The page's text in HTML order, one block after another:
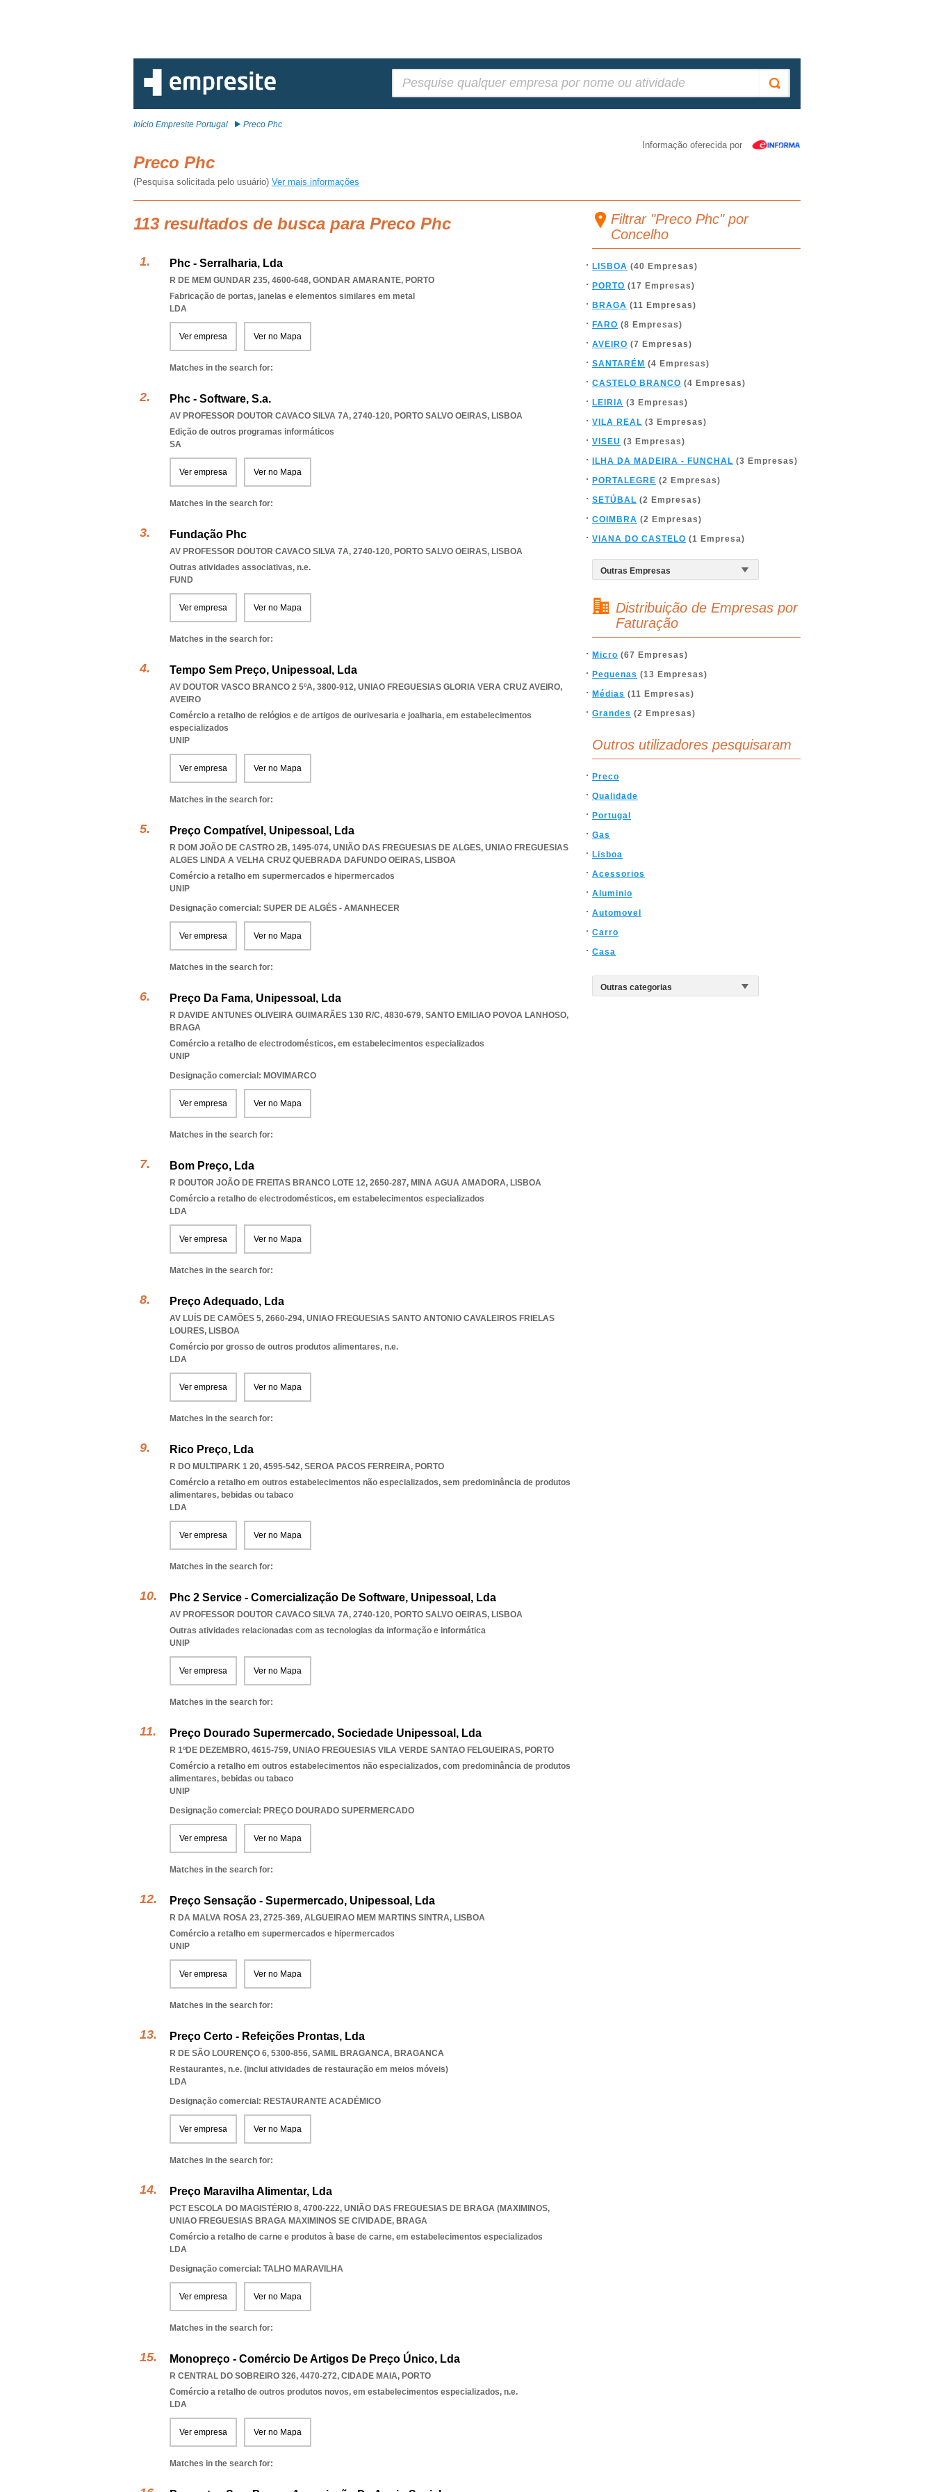
Início Empresite Portugal Preco Phc
Informação oferecida por
Preco Phc
(Pesquisa solicitada pelo usuário) Ver mais informações
113 resultados de busca para Preco Phc
Phc - Serralharia, Lda
R DE MEM GUNDAR 235, 4600-648, GONDAR AMARANTE, PORTO
Fabricação de portas, janelas e elementos similares em metal
LDA
Ver empresa Ver no Mapa
Matches in the search for:
Phc - Software, S.a.
AV PROFESSOR DOUTOR CAVACO SILVA 7A, 2740-120, PORTO SALVO OEIRAS, LISBOA
Edição de outros programas informáticos
SA
Ver empresa Ver no Mapa
Matches in the search for:
Fundação Phc
AV PROFESSOR DOUTOR CAVACO SILVA 7A, 2740-120, PORTO SALVO OEIRAS, LISBOA
Outras atividades associativas, n.e.
FUND
Ver empresa Ver no Mapa
Matches in the search for:
Tempo Sem Preço, Unipessoal, Lda
AV DOUTOR VASCO BRANCO 2 5ºA, 3800-912, UNIAO FREGUESIAS GLORIA VERA CRUZ AVEIRO,
AVEIRO
Comércio a retalho de relógios e de artigos de ourivesaria e joalharia, em estabelecimentos
especializados
UNIP
Ver empresa Ver no Mapa
Matches in the search for:
Preço Compatível, Unipessoal, Lda
R DOM JOÃO DE CASTRO 2B, 1495-074, UNIÃO DAS FREGUESIAS DE ALGES, UNIAO FREGUESIAS
ALGES LINDA A VELHA CRUZ QUEBRADA DAFUNDO OEIRAS, LISBOA
Comércio a retalho em supermercados e hipermercados
UNIP
Designação comercial: SUPER DE ALGÉS - AMANHECER
Ver empresa Ver no Mapa
Matches in the search for:
Preço Da Fama, Unipessoal, Lda
R DAVIDE ANTUNES OLIVEIRA GUIMARÃES 130 R/C, 4830-679, SANTO EMILIAO POVOA LANHOSO,
BRAGA
Comércio a retalho de electrodomésticos, em estabelecimentos especializados
UNIP
Designação comercial: MOVIMARCO
Ver empresa Ver no Mapa
Matches in the search for:
Bom Preço, Lda
R DOUTOR JOÃO DE FREITAS BRANCO LOTE 12, 2650-287, MINA AGUA AMADORA, LISBOA
Comércio a retalho de electrodomésticos, em estabelecimentos especializados
LDA
Ver empresa Ver no Mapa
Matches in the search for:
Preço Adequado, Lda
AV LUÍS DE CAMÕES 5, 2660-294, UNIAO FREGUESIAS SANTO ANTONIO CAVALEIROS FRIELAS
LOURES, LISBOA
Comércio por grosso de outros produtos alimentares, n.e.
LDA
Ver empresa Ver no Mapa
Matches in the search for:
Rico Preço, Lda
R DO MULTIPARK 1 20, 4595-542, SEROA PACOS FERREIRA, PORTO
Comércio a retalho em outros estabelecimentos não especializados, sem predominância de produtos
alimentares, bebidas ou tabaco
LDA
Ver empresa Ver no Mapa
Matches in the search for:
Phc 2 Service - Comercialização De Software, Unipessoal, Lda
AV PROFESSOR DOUTOR CAVACO SILVA 7A, 2740-120, PORTO SALVO OEIRAS, LISBOA
Outras atividades relacionadas com as tecnologias da informação e informática
UNIP
Ver empresa Ver no Mapa
Matches in the search for:
Preço Dourado Supermercado, Sociedade Unipessoal, Lda
R 1ºDE DEZEMBRO, 4615-759, UNIAO FREGUESIAS VILA VERDE SANTAO FELGUEIRAS, PORTO
Comércio a retalho em outros estabelecimentos não especializados, com predominância de produtos
alimentares, bebidas ou tabaco
UNIP
Designação comercial: PREÇO DOURADO SUPERMERCADO
Ver empresa Ver no Mapa
Matches in the search for:
Preço Sensação - Supermercado, Unipessoal, Lda
R DA MALVA ROSA 23, 2725-369, ALGUEIRAO MEM MARTINS SINTRA, LISBOA
Comércio a retalho em supermercados e hipermercados
UNIP
Ver empresa Ver no Mapa
Matches in the search for:
Preço Certo - Refeições Prontas, Lda
R DE SÃO LOURENÇO 6, 5300-856, SAMIL BRAGANCA, BRAGANCA
Restaurantes, n.e. (inclui atividades de restauração em meios móveis)
LDA
Designação comercial: RESTAURANTE ACADÉMICO
Ver empresa Ver no Mapa
Matches in the search for:
Preço Maravilha Alimentar, Lda
PCT ESCOLA DO MAGISTÉRIO 8, 4700-222, UNIÃO DAS FREGUESIAS DE BRAGA (MAXIMINOS,
UNIAO FREGUESIAS BRAGA MAXIMINOS SE CIVIDADE, BRAGA
Comércio a retalho de carne e produtos à base de carne, em estabelecimentos especializados
LDA
Designação comercial: TALHO MARAVILHA
Ver empresa Ver no Mapa
Matches in the search for:
Monopreço - Comércio De Artigos De Preço Único, Lda
R CENTRAL DO SOBREIRO 326, 4470-272, CIDADE MAIA, PORTO
Comércio a retalho de outros produtos novos, em estabelecimentos especializados, n.e.
LDA
Ver empresa Ver no Mapa
Matches in the search for:
Filtrar "Preco Phc" por
Concelho
LISBOA (40 Empresas)
PORTO (17 Empresas)
BRAGA (11 Empresas)
FARO (8 Empresas)
AVEIRO (7 Empresas)
SANTARÉM (4 Empresas)
CASTELO BRANCO (4 Empresas)
LEIRIA (3 Empresas)
VILA REAL (3 Empresas)
VISEU (3 Empresas)
ILHA DA MADEIRA - FUNCHAL (3 Empresas)
PORTALEGRE (2 Empresas)
SETÚBAL (2 Empresas)
COIMBRA (2 Empresas)
VIANA DO CASTELO (1 Empresa)
Distribuição de Empresas por
Faturação
Micro (67 Empresas)
Pequenas (13 Empresas)
Médias (11 Empresas)
Grandes (2 Empresas)
Outros utilizadores pesquisaram
Preco
Qualidade
Portugal
Gas
Lisboa
Acessorios
Aluminio
Automovel
Carro
Casa